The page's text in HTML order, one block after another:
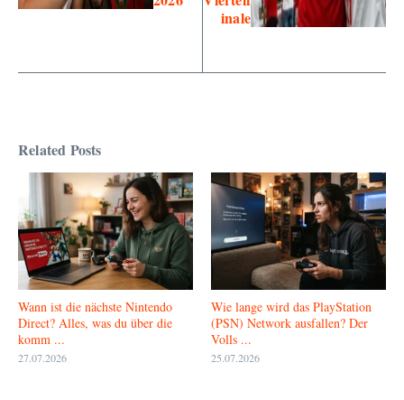
inale
Related Posts
Wann ist die nächste Nintendo
Direct? Alles, was du über die
komm ...
27.07.2026
Wie lange wird das PlayStation
(PSN) Network ausfallen? Der
Volls ...
25.07.2026